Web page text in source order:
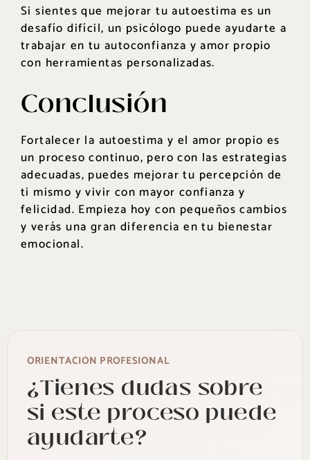
Si sientes que mejorar tu autoestima es un
desafío difícil, un psicólogo puede ayudarte a
trabajar en tu autoconfianza y amor propio
con herramientas personalizadas.
Conclusión
Fortalecer la autoestima y el amor propio es
un proceso continuo, pero con las estrategias
adecuadas, puedes mejorar tu percepción de
ti mismo y vivir con mayor confianza y
felicidad. Empieza hoy con pequeños cambios
y verás una gran diferencia en tu bienestar
emocional.
ORIENTACIÓN PROFESIONAL
¿Tienes dudas sobre
si este proceso puede
ayudarte?